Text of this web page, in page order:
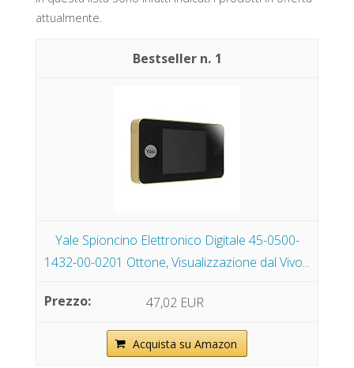
attualmente.
1
Yale Spioncino Elettronico Digitale 45-0500-
1432-00-0201 Ottone, Visualizzazione dal Vivo...
47,02 EUR
Acquista su Amazon